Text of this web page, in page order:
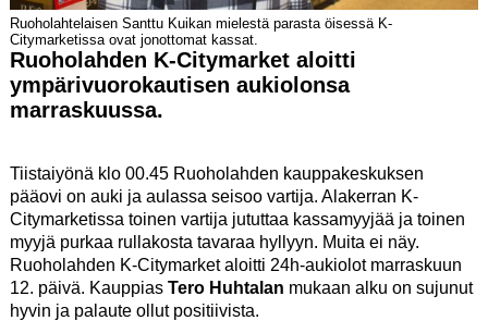
Ruoholahtelaisen Santtu Kuikan mielestä parasta öisessä K-
Citymarketissa ovat jonottomat kassat.
Ruoholahden K-Citymarket aloitti
ympärivuorokautisen aukiolonsa
marraskuussa.
Tiistaiyönä klo 00.45 Ruoholahden kauppakeskuksen
pääovi on auki ja aulassa seisoo vartija. Alakerran K-
Citymarketissa toinen vartija jututtaa kassamyyjää ja toinen
myyjä purkaa rullakosta tavaraa hyllyyn. Muita ei näy.
Ruoholahden K-Citymarket aloitti 24h-aukiolot marraskuun
12. päivä. Kauppias Tero Huhtalan mukaan alku on sujunut
hyvin ja palaute ollut positiivista.